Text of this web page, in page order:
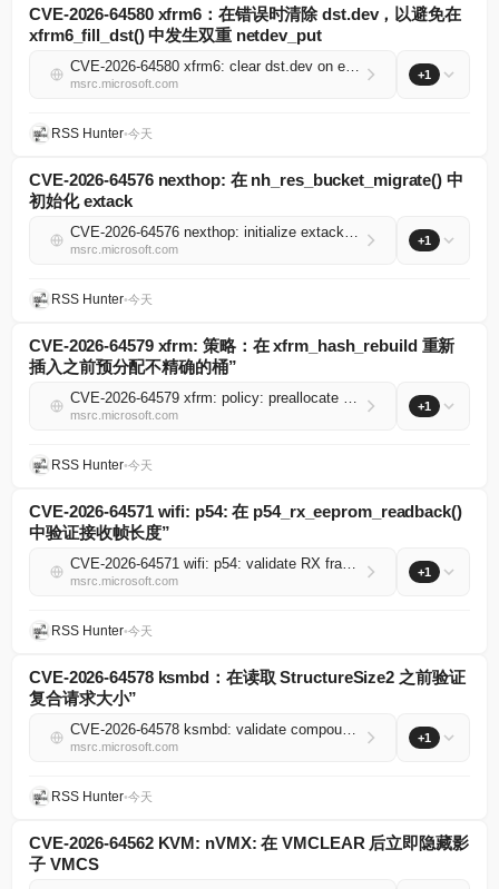
CVE-2026-64580 xfrm6：在错误时清除 dst.dev，以避免在
xfrm6_fill_dst() 中发生双重 netdev_put
CVE-2026-64580 xfrm6: clear dst.dev on error to avoid double netdev_put in xfrm6_fill_dst()
msrc.microsoft.com
+1
RSS Hunter•今天
CVE-2026-64576 nexthop: 在 nh_res_bucket_migrate() 中
初始化 extack
CVE-2026-64576 nexthop: initialize extack in nh_res_bucket_migrate()
msrc.microsoft.com
+1
RSS Hunter•今天
CVE-2026-64579 xfrm: 策略：在 xfrm_hash_rebuild 重新
插入之前预分配不精确的桶”
CVE-2026-64579 xfrm: policy: preallocate inexact bins before xfrm_hash_rebuild reinsert
msrc.microsoft.com
+1
RSS Hunter•今天
CVE-2026-64571 wifi: p54: 在 p54_rx_eeprom_readback()
中验证接收帧长度”
CVE-2026-64571 wifi: p54: validate RX frame length in p54_rx_eeprom_readback()
msrc.microsoft.com
+1
RSS Hunter•今天
CVE-2026-64578 ksmbd：在读取 StructureSize2 之前验证
复合请求大小”
CVE-2026-64578 ksmbd: validate compound request size before reading StructureSize2
msrc.microsoft.com
+1
RSS Hunter•今天
CVE-2026-64562 KVM: nVMX: 在 VMCLEAR 后立即隐藏影
子 VMCS